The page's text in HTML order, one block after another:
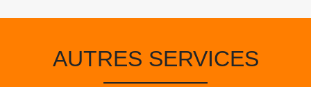
AUTRES SERVICES